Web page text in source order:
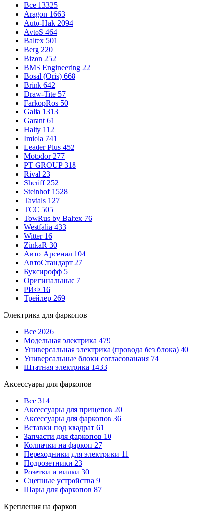
Все 13325
Aragon 1663
Auto-Hak 2094
AvtoS 464
Baltex 501
Berg 220
Bizon 252
BMS Engineering 22
Bosal (Oris) 668
Brink 642
Draw-Tite 57
FarkopRos 50
Galia 1313
Garant 61
Halty 112
Imiola 741
Leader Plus 452
Motodor 277
PT GROUP 318
Rival 23
Sheriff 252
Steinhof 1528
Tavials 127
TCC 505
TowRus by Baltex 76
Westfalia 433
Witter 16
ZinkaR 30
Авто-Арсенал 104
АвтоСтандарт 27
Буксирофф 5
Оригинальные 7
РИФ 16
Трейлер 269
Электрика для фаркопов
Все 2026
Модельная электрика 479
Универсальная электрика (провода без блока) 40
Универсальные блоки согласованаия 74
Штатная электрика 1433
Аксессуары для фаркопов
Все 314
Аксессуары для прицепов 20
Аксессуары для фаркопов 36
Вставки под квадрат 61
Запчасти для фаркопов 10
Колпачки на фаркоп 27
Переходники для электрики 11
Подрозетники 23
Розетки и вилки 30
Сцепные устройства 9
Шары для фаркопов 87
Крепления на фаркоп